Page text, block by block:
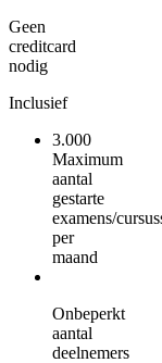
Geen
creditcard
nodig
Inclusief
3.000
Maximum
aantal
gestarte
examens/
per
maand
Onbeperkt
aantal
deelnemers